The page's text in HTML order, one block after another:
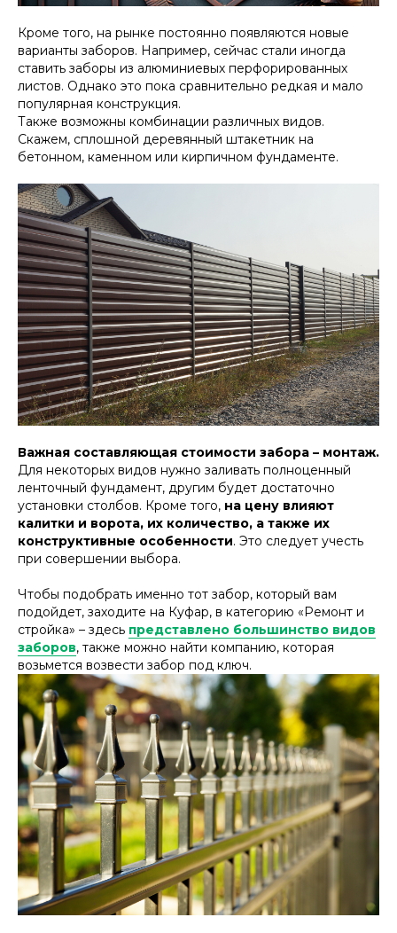
Кроме того, на рынке постоянно появляются новые
варианты заборов. Например, сейчас стали иногда
ставить заборы из алюминиевых перфорированных
листов. Однако это пока сравнительно редкая и мало
популярная конструкция.
Также возможны комбинации различных видов.
Скажем, сплошной деревянный штакетник на
бетонном, каменном или кирпичном фундаменте.
Важная составляющая стоимости забора – монтаж.
Для некоторых видов нужно заливать полноценный
ленточный фундамент, другим будет достаточно
установки столбов. Кроме того, на цену влияют
калитки и ворота, их количество, а также их
конструктивные особенности. Это следует учесть
при совершении выбора.
Чтобы подобрать именно тот забор, который вам
подойдет, заходите на Куфар, в категорию «Ремонт и
стройка» – здесь представлено большинство видов
заборов, также можно найти компанию, которая
возьмется возвести забор под ключ.